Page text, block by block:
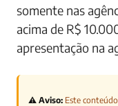
somente nas
acima de R$
apresentação na
⚠️ Aviso: Este